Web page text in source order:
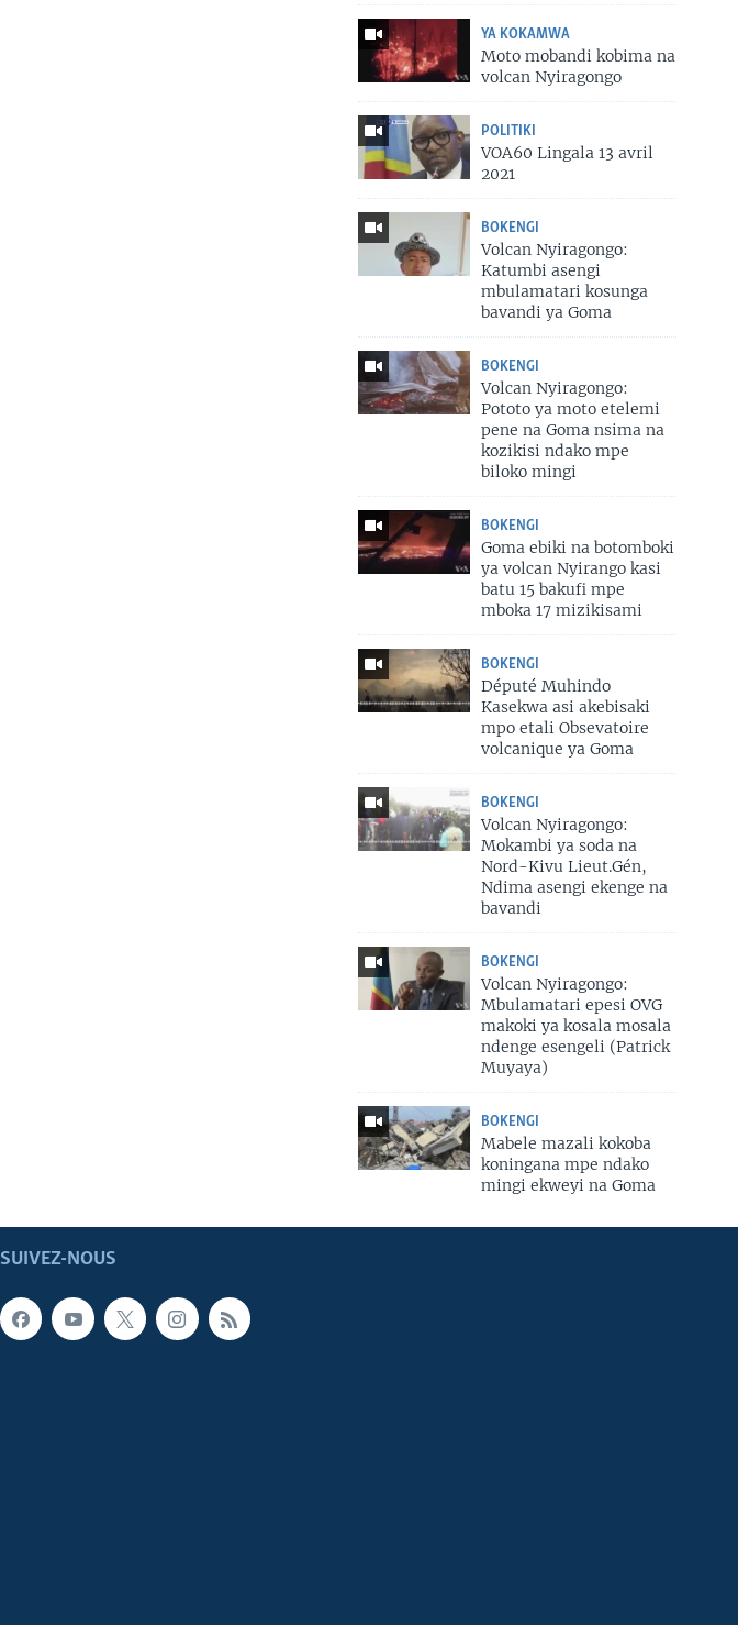
YA KOKAMWA
Moto mobandi kobima na
volcan Nyiragongo
POLITIKI
VOA60 Lingala 13 avril
2021
BOKENGI
Volcan Nyiragongo:
Katumbi asengi
mbulamatari kosunga
bavandi ya Goma
BOKENGI
Volcan Nyiragongo:
Pototo ya moto etelemi
pene na Goma nsima na
kozikisi ndako mpe
biloko mingi
BOKENGI
Goma ebiki na botomboki
ya volcan Nyirango kasi
batu 15 bakufi mpe
mboka 17 mizikisami
BOKENGI
Député Muhindo
Kasekwa asi akebisaki
mpo etali Obsevatoire
volcanique ya Goma
BOKENGI
Volcan Nyiragongo:
Mokambi ya soda na
Nord-Kivu Lieut.Gén,
Ndima asengi ekenge na
bavandi
BOKENGI
Volcan Nyiragongo:
Mbulamatari epesi OVG
makoki ya kosala mosala
ndenge esengeli (Patrick
Muyaya)
BOKENGI
Mabele mazali kokoba
koningana mpe ndako
mingi ekweyi na Goma
SUIVEZ-NOUS